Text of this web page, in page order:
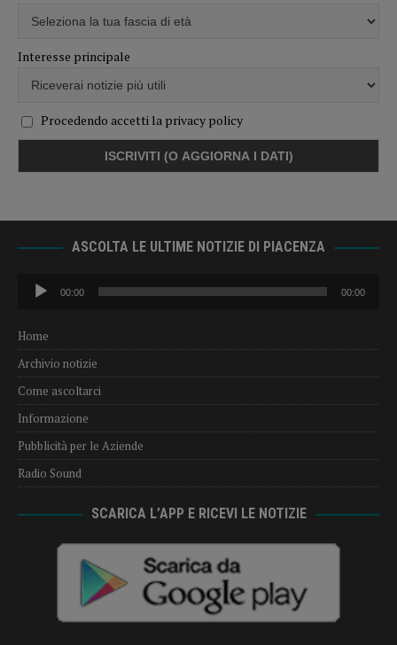
Interesse principale
Procedendo accetti la privacy policy
ASCOLTA LE ULTIME NOTIZIE DI PIACENZA
Audio
Player
00:00 00:00
Home
Archivio notizie
Come ascoltarci
Informazione
Pubblicità per le Aziende
Radio Sound
SCARICA L’APP E RICEVI LE NOTIZIE